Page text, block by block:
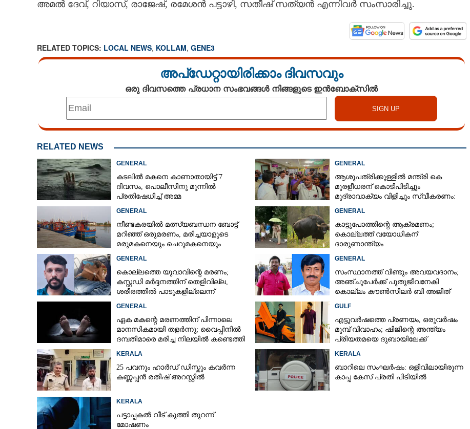
അമൽ ദേവ്, റിയാസ്, രാജേഷ്, രമേശൻ പട്ടാഴി, സതീഷ് സത്യൻ എന്നിവർ സംസാരിച്ചു.
RELATED TOPICS: LOCAL NEWS, KOLLAM, GENE3
അപ്ഡേറ്റായിരിക്കാം ദിവസവും
ഒരു ദിവസത്തെ പ്രധാന സംഭവങ്ങൾ നിങ്ങളുടെ ഇൻബോക്സിൽ
RELATED NEWS
GENERAL
കടലിൽ മകനെ കാണാതായിട്ട് 7
ദിവസം, പൊലീസിനു മുന്നിൽ
പ്രതിഷേധിച്ച് അമ്മ
GENERAL
ആശുപത്രിക്കുള്ളിൽ മന്ത്രി കെ
മുരളീധരന് കൊടിപിടിച്ചും
മുദ്രാവാക്യം വിളിച്ചും സ്വീകരണം:
GENERAL
നീണ്ടകരയിൽ മത്സ്യബന്ധന ബോട്ട്
മറിഞ്ഞ്​ ഒരുമരണം,​ മരിച്ചയാളുടെ
മരുമകനെയും ചെറുമകനെയും
GENERAL
കാട്ടുപോത്തിന്റെ ആക്രമണം;
കൊല്ലത്ത് വയോധികന്
ദാരുണാന്ത്യം
GENERAL
കൊല്ലത്തെ യുവാവിന്റെ മരണം;
കസ്റ്റഡി മർദ്ദനത്തിന് തെളിവില്ല,
ശരീരത്തിൽ പാടുകളില്ലെന്ന്
GENERAL
സംസ്ഥാനത്ത് വീണ്ടും അവയവദാനം;
അഞ്ചുപേർക്ക് പുതുജീവനേകി
കൊല്ലം കൗൺസിലർ ബി അജിത്
GENERAL
ഏക മകന്റെ മരണത്തിന് പിന്നാലെ
മാനസികമായി തളർന്നു; വൈപ്പിനിൽ
ദമ്പതിമാരെ മരിച്ച നിലയിൽ കണ്ടെത്തി
GULF
എട്ടുവർഷത്തെ പ്രണയം,​ ഒരുവർഷം
മുമ്പ് വിവാഹം; ഷിജിന്റെ അന്ത്യം
പ്രിയതമയെ ദുബായിലേക്ക്
KERALA
25 പവനും ഹാർഡ് ഡിസ്കും കവർന്ന
കണ്ണപ്പൻ രതീഷ് അറസ്റ്റിൽ
KERALA
ബാറിലെ സംഘർഷം: ഒളിവിലായിരുന്ന
കാപ്പ കേസ് പ്രതി പിടിയിൽ
KERALA
പട്ടാപ്പകൽ വീട് കുത്തി തുറന്ന്
മോഷണം